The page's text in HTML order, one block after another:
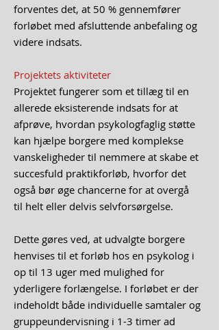
forventes det, at 50 % gennemfører
forløbet med afsluttende anbefaling og
videre indsats.
Projektets aktiviteter
Projektet fungerer som et tillæg til en
allerede eksisterende indsats for at
afprøve, hvordan psykologfaglig støtte
kan hjælpe borgere med komplekse
vanskeligheder til nemmere at skabe et
succesfuld praktikforløb, hvorfor det
også bør øge chancerne for at overgå
til helt eller delvis selvforsørgelse.
Dette gøres ved, at udvalgte borgere
henvises til et forløb hos en psykolog i
op til 13 uger med mulighed for
yderligere forlængelse. I forløbet er der
indeholdt både individuelle samtaler og
gruppeundervisning i 1-3 timer ad